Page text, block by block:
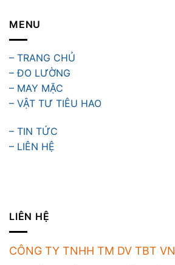
MENU
– TRANG CHỦ
– ĐO LƯỜNG
– MAY MẶC
– VẬT TƯ TIÊU HAO
– TIN TỨC
– LIÊN HỆ
LIÊN HỆ
CÔNG TY TNHH TM DV TBT VN